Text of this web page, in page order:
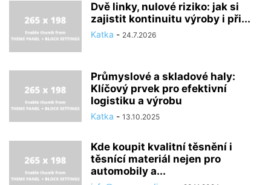
Dvě linky, nulové riziko: jak si
zajistit kontinuitu výroby i při...
Katka - 24.7.2026
Průmyslové a skladové haly:
Klíčový prvek pro efektivní
logistiku a výrobu
Katka - 13.10.2025
Kde koupit kvalitní těsnění i
těsnící materiál nejen pro
automobily a...